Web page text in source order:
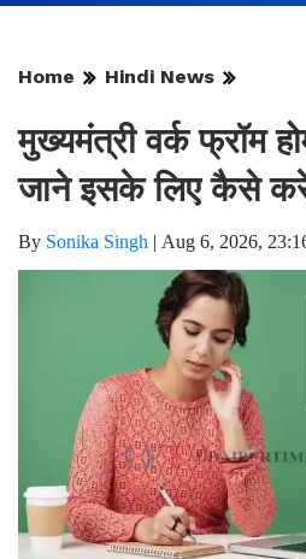
Home Hindi News
मुख्यमंत्री वर्क फ्रॉम
जाने इसके लिए कैसे
By Sonika Singh | Aug 6, 2026,